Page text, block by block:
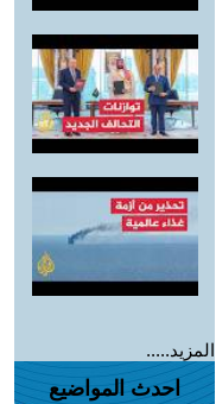
المزيد.....
احدث المواضيع